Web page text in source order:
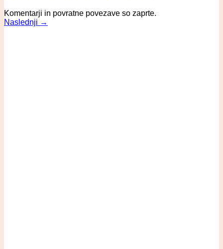
Komentarji in povratne povezave so zaprte.
Naslednji →